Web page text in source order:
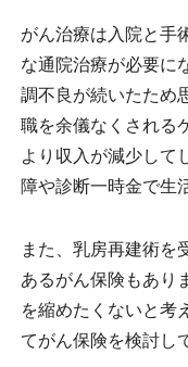
がん治療は入院と手
な通院治療が必要に
調不良が続いたため
職を余儀なくされる
より収入が減少して
障や診断一時金で生
また、乳房再建術を
あるがん保険もあり
を縮めたくないと考
てがん保険を検討し